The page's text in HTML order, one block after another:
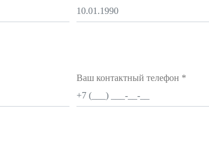
Ваш контактный телефон *